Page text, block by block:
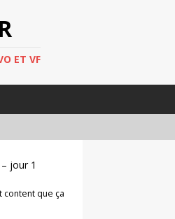
ET VF
jour 1
content que ça